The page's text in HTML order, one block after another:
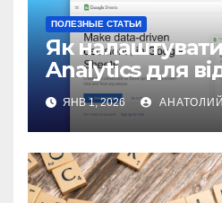
ПОЛЕЗНЫЕ СТАТЬИ
Як
Analytics для
ефективності
ЯНВ 1, 2026 АНАТОЛИЙ